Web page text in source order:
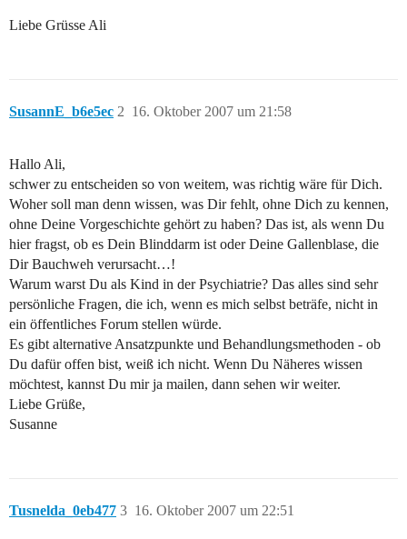
Liebe Grüsse Ali
SusannE_b6e5ec 16. Oktober 2007 um 21:58
2
Hallo Ali,
schwer zu entscheiden so von weitem, was richtig wäre für Dich.
Woher soll man denn wissen, was Dir fehlt, ohne Dich zu kennen,
ohne Deine Vorgeschichte gehört zu haben? Das ist, als wenn Du
hier fragst, ob es Dein Blinddarm ist oder Deine Gallenblase, die
Dir Bauchweh verursacht…!
Warum warst Du als Kind in der Psychiatrie? Das alles sind sehr
persönliche Fragen, die ich, wenn es mich selbst beträfe, nicht in
ein öffentliches Forum stellen würde.
Es gibt alternative Ansatzpunkte und Behandlungsmethoden - ob
Du dafür offen bist, weiß ich nicht. Wenn Du Näheres wissen
möchtest, kannst Du mir ja mailen, dann sehen wir weiter.
Liebe Grüße,
Susanne
Tusnelda_0eb477 16. Oktober 2007 um 22:51
3